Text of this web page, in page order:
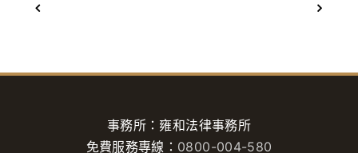
事務所：雍和法律事務所
免費服務專線： 0800-004-580